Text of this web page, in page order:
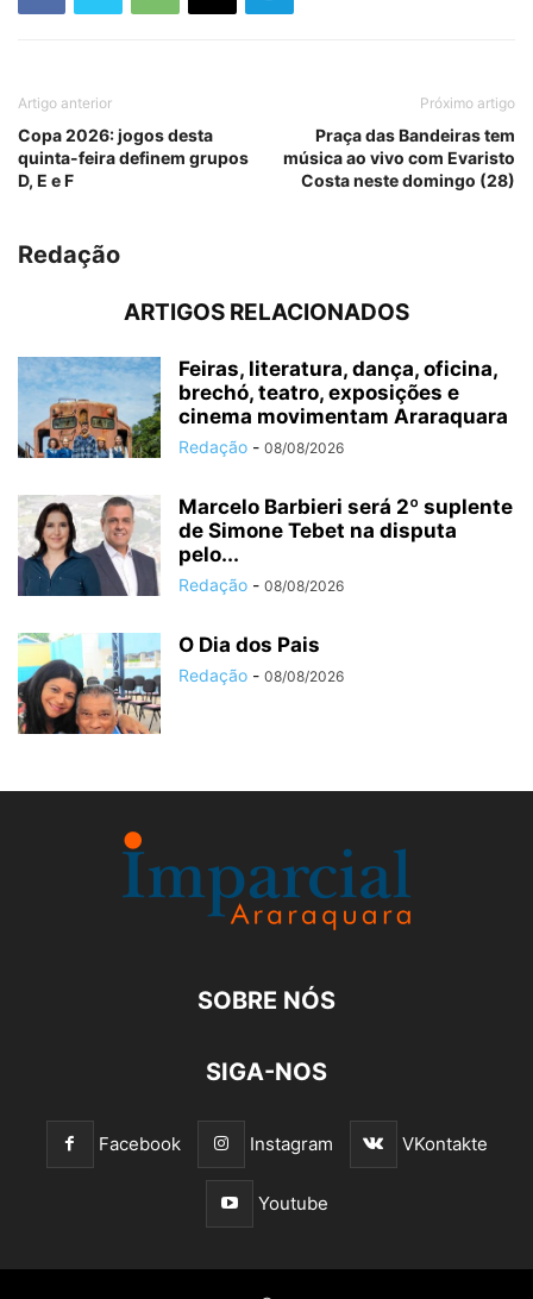
Artigo anterior
Copa 2026: jogos desta
quinta-feira definem grupos
D, E e F
Próximo artigo
Praça das Bandeiras tem
música ao vivo com Evaristo
Costa neste domingo (28)
Redação
ARTIGOS RELACIONADOS
Feiras, literatura, dança, oficina,
brechó, teatro, exposições e
cinema movimentam Araraquara
Redação - 08/08/2026
Marcelo Barbieri será 2º suplente
de Simone Tebet na disputa
pelo...
Redação - 08/08/2026
O Dia dos Pais
Redação - 08/08/2026
SOBRE NÓS
SIGA-NOS
Facebook Instagram VKontakte
Youtube